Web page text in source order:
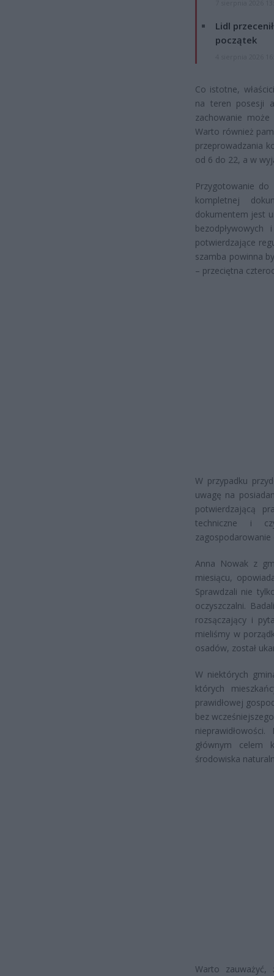
Lidl
początek
Co istotne,
na teren posesji
zachowanie
Warto również
przeprowadzania
od 6 do 22, a w
Przygotowanie
kompletnej
dokumentem jest
potwierdzające
szamba powinna
– przeciętna
W przypadku
uwagę na
potwierdzającą
techniczne i
Anna Nowak z
miesiącu,
Sprawdzali nie
oczyszczalni.
rozsączający i
mieliśmy w
osadów, został
W niektórych
których
prawidłowej
bez
głównym
środowiska
Warto zauważyć,